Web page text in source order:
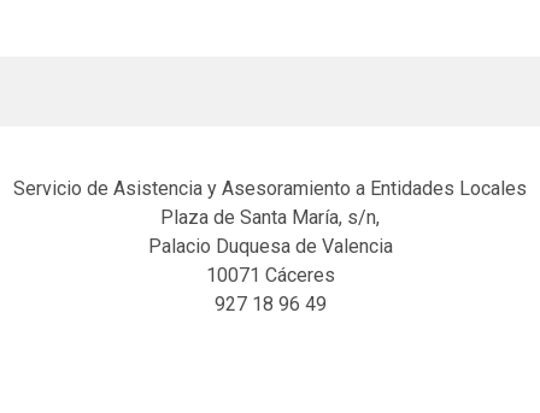
Servicio de Asistencia y Asesoramiento a Entidades Locales
Plaza de Santa María, s/n,
Palacio Duquesa de Valencia
10071 Cáceres
927 18 96 49